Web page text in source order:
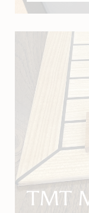
TMT